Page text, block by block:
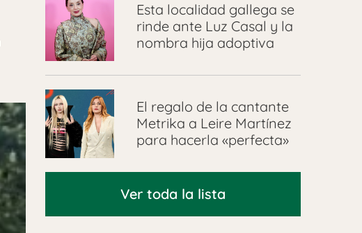
Esta localidad gallega se
rinde ante Luz Casal y la
nombra hija adoptiva
El regalo de la cantante
Metrika a Leire Martínez
para hacerla «perfecta»
Ver toda la lista